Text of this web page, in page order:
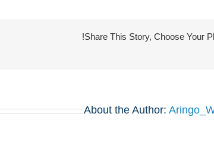
Share This Story, Choose Your
About the Author: